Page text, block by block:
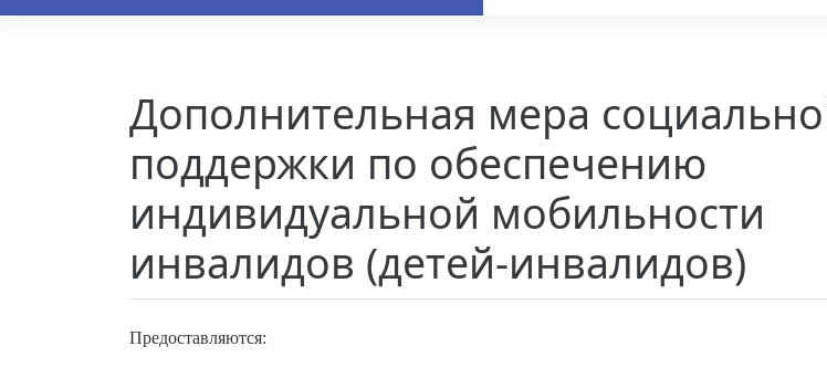
Дополнительная мера
поддержки по обеспечению
индивидуальной мобильности
инвалидов (детей-инвалидов)
Предоставляются: